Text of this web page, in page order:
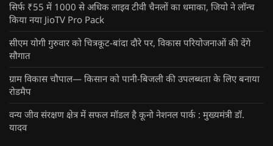
सिर्फ ₹55 में 1000 से अधिक लाइव टीवी चैनलों का धमाका, जियो ने लॉन्च
किया नया JioTV Pro Pack
सीएम योगी गुरुवार को चित्रकूट-बांदा दौरे पर, विकास परियोजनाओं की देंगे
सौगात
ग्राम विकास चौपाल— किसान को पानी-बिजली की उपलब्धता के लिए बनाया
रोडमैप
वन्य जीव संरक्षण क्षेत्र में सफल मॉडल है कूनो नेशनल पार्क : मुख्यमंत्री डॉ.
यादव